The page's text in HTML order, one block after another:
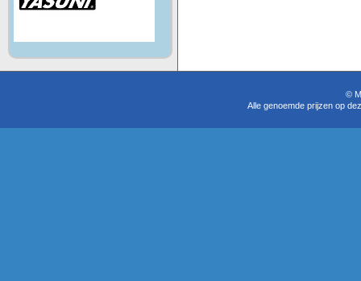
©
Alle genoemde prijzen op